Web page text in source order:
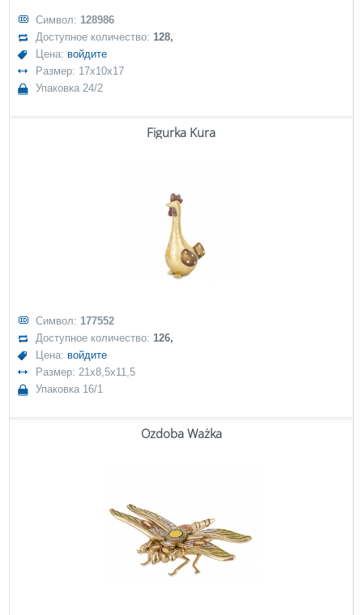
Символ: 128986
Доступное количество:128,
Цена: войдите
Размер: 17x10x17
Упаковка 24/2
Figurka Kura
Символ: 177552
Доступное количество:126,
Цена: войдите
Размер: 21x8,5x11,5
Упаковка 16/1
Ozdoba Ważka